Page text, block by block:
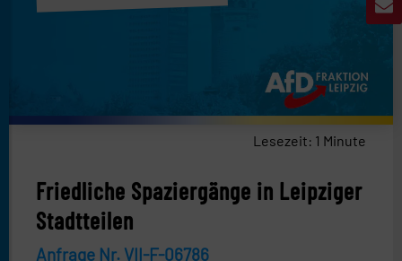
Lesezeit: 1 Minute
Friedliche Spaziergänge in Leipziger
Stadtteilen
Anfrage Nr. VII-F-06786